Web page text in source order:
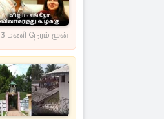
3 மணி நேரம் முன்